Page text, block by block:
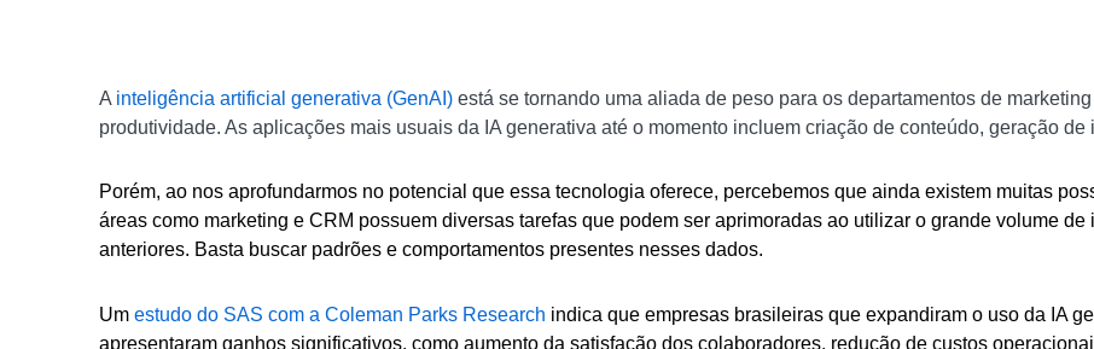
A inteligência artificial generativa (GenAI) está se tornando uma aliada de peso para os departamentos de
produtividade. As aplicações mais usuais da IA generativa até o momento incluem criação de conteúdo, geração
Porém, ao nos aprofundarmos no potencial que essa tecnologia oferece, percebemos que ainda existem muitas
áreas como marketing e CRM possuem diversas tarefas que podem ser aprimoradas ao utilizar o grande volume
anteriores. Basta buscar padrões e comportamentos presentes nesses dados.
Um estudo do SAS com a Coleman Parks Research indica que empresas brasileiras que expandiram o uso da IA
apresentaram ganhos significativos, como aumento da satisfação dos colaboradores, redução de custos